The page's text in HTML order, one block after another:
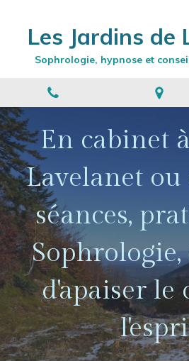
Les Jardins de
Sophrologie, hypnose et
En cabinet
Lavelanet
séances,
Sophrologie,
d'apaiser le